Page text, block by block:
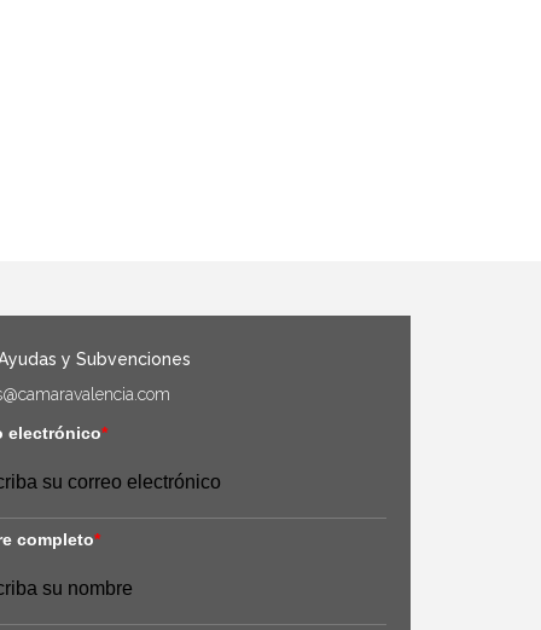
y Subvenciones
electrónico*
completo*